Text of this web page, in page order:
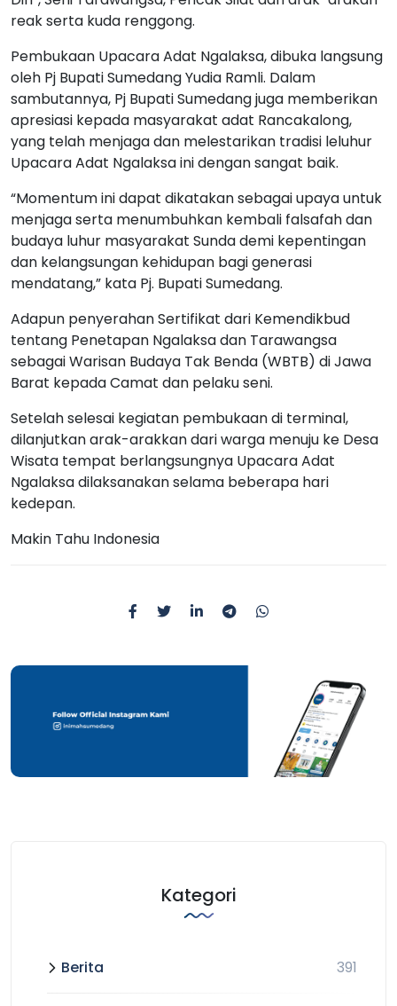
reak serta kuda renggong.
Pembukaan Upacara Adat Ngalaksa, dibuka langsung
oleh Pj Bupati Sumedang Yudia Ramli. Dalam
sambutannya, Pj Bupati Sumedang juga memberikan
apresiasi kepada masyarakat adat Rancakalong,
yang telah menjaga dan melestarikan tradisi leluhur
Upacara Adat Ngalaksa ini dengan sangat baik.
“Momentum ini dapat dikatakan sebagai upaya untuk
menjaga serta menumbuhkan kembali falsafah dan
budaya luhur masyarakat Sunda demi kepentingan
dan kelangsungan kehidupan bagi generasi
mendatang,” kata Pj. Bupati Sumedang.
Adapun penyerahan Sertifikat dari Kemendikbud
tentang Penetapan Ngalaksa dan Tarawangsa
sebagai Warisan Budaya Tak Benda (WBTB) di Jawa
Barat kepada Camat dan pelaku seni.
Setelah selesai kegiatan pembukaan di terminal,
dilanjutkan arak-arakkan dari warga menuju ke Desa
Wisata tempat berlangsungnya Upacara Adat
Ngalaksa dilaksanakan selama beberapa hari
kedepan.
Makin Tahu Indonesia
Kategori
Berita 391